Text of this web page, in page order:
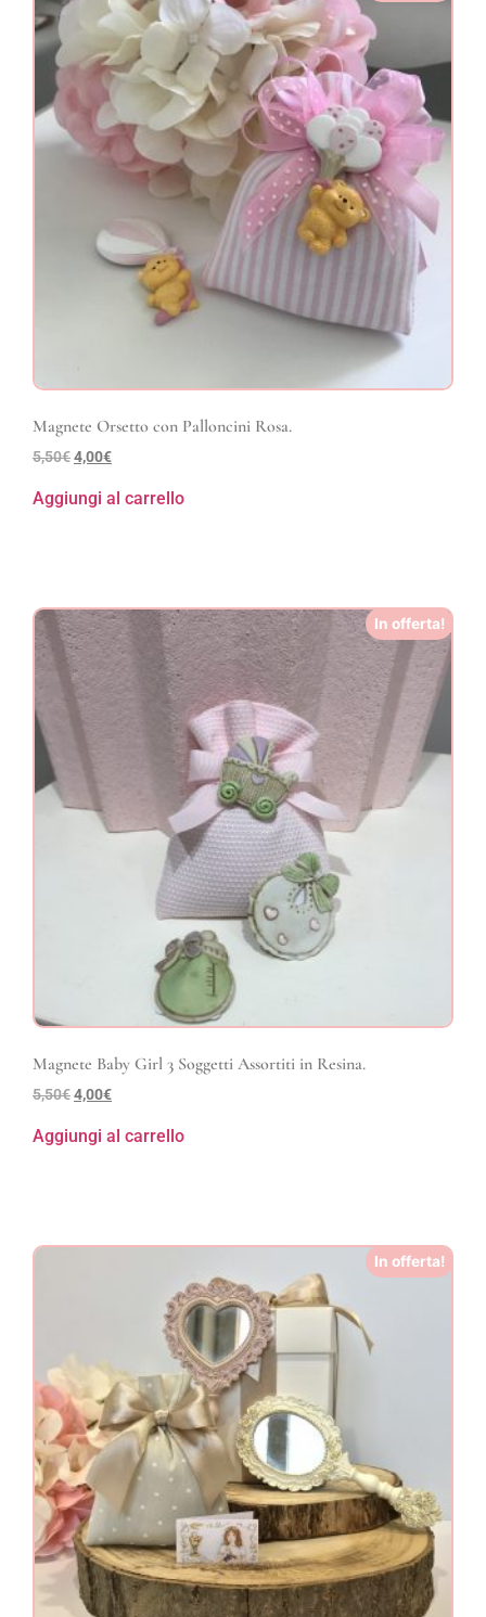
Magnete Orsetto con Palloncini Rosa.
5,50€4,00€
Aggiungi al carrello
In offerta!
Magnete Baby Girl 3 Soggetti Assortiti in Resina.
5,50€4,00€
Aggiungi al carrello
In offerta!